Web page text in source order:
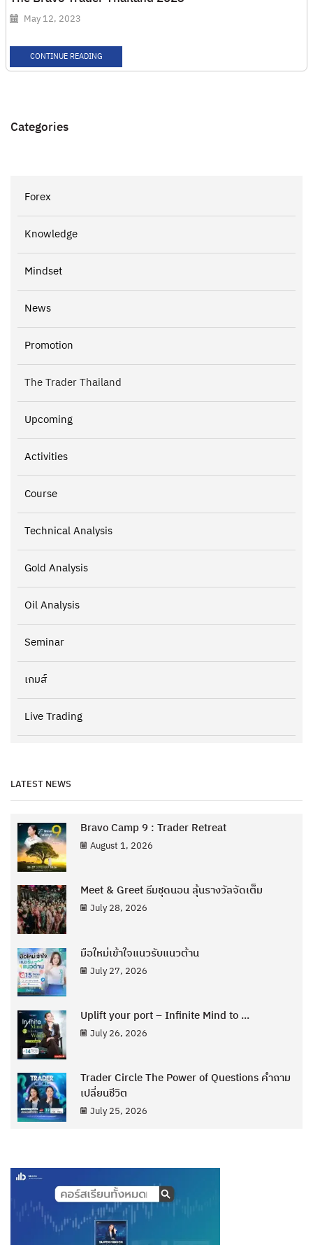
May 12, 2023
CONTINUE READING
Categories
Forex
Knowledge
Mindset
News
Promotion
The Trader Thailand
Upcoming
Activities
Course
Technical Analysis
Gold Analysis
Oil Analysis
Seminar
เกมส์
Live Trading
LATEST NEWS
Bravo Camp 9 : Trader Retreat
August 1, 2026
Meet & Greet ธีมชุดนอน ลุ้นรางวัลจัดเต็ม
July 28, 2026
มือใหม่เข้าใจแนวรับแนวต้าน
July 27, 2026
Uplift your port – Infinite Mind to ...
July 26, 2026
Trader Circle The Power of Questions คำถาม
เปลี่ยนชีวิต
July 25, 2026